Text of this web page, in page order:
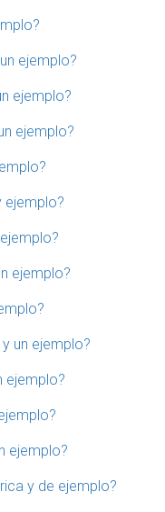
ejemplo?
ejemplo?
ejemplo?
ejemplo?
ejemplo?
un ejemplo?
ejemplo?
ejemplo?
y de ejemplo?